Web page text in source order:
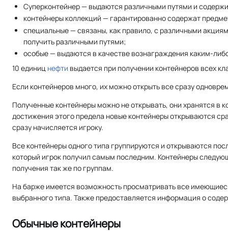
Суперконтейнер — выдаются различными путями и
контейнеры коллекций — гарантированно содержат
специальные — связаны, как правило, с различными
получить различными путями;
особые — выдаются в качестве вознаграждения каким-
10 единиц нефти выдается при получении контейнеров всех
Если контейнеров много, их можно открыть все сразу
Полученные контейнеры можно не открывать, они хранятся в
достижения этого предела новые контейнеры открываются
сразу начисляется игроку.
Все контейнеры одного типа группируются и открываются
который игрок получил самым последним. Контейнеры
получения так же по группам.
На барже имеется возможность просматривать все
выбранного типа. Также предоставляется информация о
Обычные контейнеры